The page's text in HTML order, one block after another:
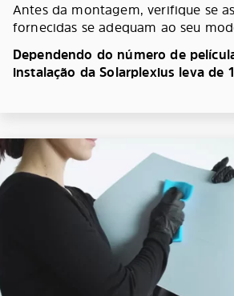
Antes da montagem, verifique se
fornecidas se adequam ao seu
Dependendo do número de
instalação da Solarplexius leva de